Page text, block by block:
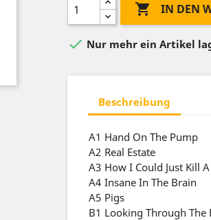
 IN DEN
 Nur mehr ein Artikel
Beschreibung
A1 Hand On The Pump
A2 Real Estate
A3 How I Could Just Kill
A4 Insane In The Brain
A5 Pigs
B1 Looking Through The